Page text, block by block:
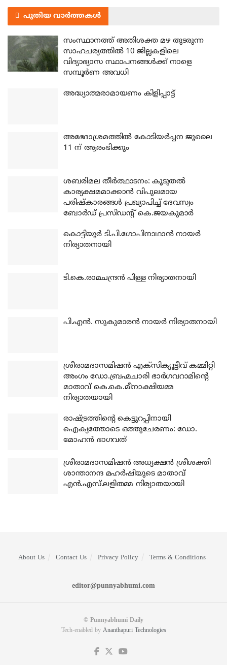
പുതിയ വാർത്തകൾ
സംസ്ഥാനത്ത് അതിശക്ത മഴ തുടരുന്ന
സാഹചര്യത്തിൽ 10 ജില്ലകളിലെ
വിദ്യാഭ്യാസ സ്ഥാപനങ്ങൾക്ക് നാളെ
സമ്പൂർണ അവധി
അദ്ധ്യാത്മരാമായണം കിളിപ്പാട്ട്
അഭേദാശ്രമത്തില്‍ കോടിയര്‍ച്ചന ജൂലൈ
11 ന് ആരംഭിക്കും
ശബരിമല തീര്‍ത്ഥാടനം: കൂടുതല്‍
കാര്യക്ഷമമാക്കാന്‍ വിപുലമായ
പരിഷ്‌കാരങ്ങള്‍ പ്രഖ്യാപിച്ച് ദേവസ്വം
ബോര്‍ഡ് പ്രസിഡന്റ് കെ.ജയകുമാര്‍
കൊട്ടിയൂര്‍ ടി.പി.ഗോപിനാഥാന്‍ നായര്‍
നിര്യാതനായി
ടി.കെ.രാമചന്ദ്രന്‍ പിള്ള നിര്യാതനായി
പി.എന്‍. സുകുമാരന്‍ നായര്‍ നിര്യാതനായി
ശ്രീരാമദാസമിഷന്‍ എക്‌സിക്യൂട്ടീവ് കമ്മിറ്റി
അംഗം ഡോ.ബ്രഹ്മചാരി ഭാര്‍ഗവറാമിന്റെ
മാതാവ് കെ.കെ.മീനാക്ഷിയമ്മ
നിര്യാതയായി
രാഷ്ട്രത്തിന്റെ കെട്ടുറപ്പിനായി
ഐക്യത്തോടെ ഒത്തുചേരണം: ഡോ.
മോഹന്‍ ഭാഗവത്
ശ്രീരാമദാസമിഷന്‍ അധ്യക്ഷന്‍ ശ്രീശക്തി
ശാന്താനന്ദ മഹര്‍ഷിയുടെ മാതാവ്
എന്‍.എസ്.ലളിതമ്മ നിര്യാതയായി
About Us Contact Us Privacy Policy Terms & Conditions
editor@punnyabhumi.com
© Punnyabhumi Daily
Tech-enabled by Ananthapuri Technologies